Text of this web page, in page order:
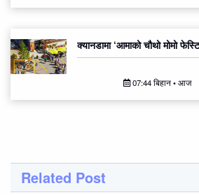
क्यानडामा ‘आमाको चौथो मोमो
07:44 बिहान • आज
Related Post